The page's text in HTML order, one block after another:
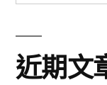
近期文